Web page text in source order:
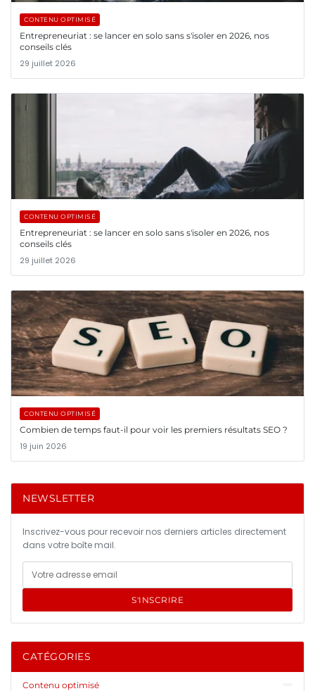
CONTENU OPTIMISÉ
Entrepreneuriat : se lancer en solo sans s'isoler en 2026, nos
conseils clés
29 juillet 2026
CONTENU OPTIMISÉ
Entrepreneuriat : se lancer en solo sans s'isoler en 2026, nos
conseils clés
29 juillet 2026
CONTENU OPTIMISÉ
Combien de temps faut-il pour voir les premiers résultats SEO ?
19 juin 2026
NEWSLETTER
Inscrivez-vous pour recevoir nos derniers articles directement
dans votre boîte mail.
S'INSCRIRE
CATÉGORIES
Contenu optimisé